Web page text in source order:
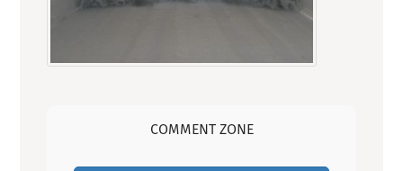
COMMENT ZONE